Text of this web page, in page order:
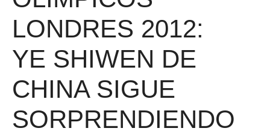
LONDRES 2012:
YE SHIWEN DE
CHINA SIGUE
SORPRENDIENDO